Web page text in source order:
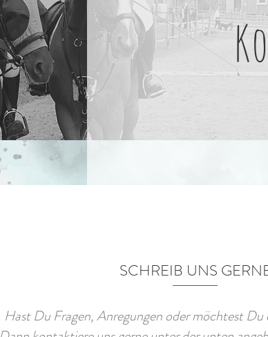
SCHREIB UNS
Hast Du Fragen, Anregungen oder möchtest Du